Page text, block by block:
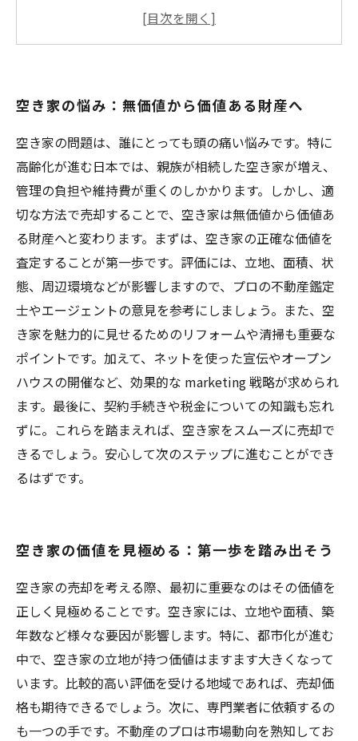
安心して空き家を売却するための最終ガイド
空き家の悩み：無価値から価値ある財産へ
空き家の問題は、誰にとっても頭の痛い悩みです。特に
高齢化が進む日本では、親族が相続した空き家が増え、
管理の負担や維持費が重くのしかかります。しかし、適
切な方法で売却することで、空き家は無価値から価値あ
る財産へと変わります。まずは、空き家の正確な価値を
査定することが第一歩です。評価には、立地、面積、状
態、周辺環境などが影響しますので、プロの不動産鑑定
士やエージェントの意見を参考にしましょう。また、空
き家を魅力的に見せるためのリフォームや清掃も重要な
ポイントです。加えて、ネットを使った宣伝やオープン
ハウスの開催など、効果的な marketing 戦略が求められ
ます。最後に、契約手続きや税金についての知識も忘れ
ずに。これらを踏まえれば、空き家をスムーズに売却で
きるでしょう。安心して次のステップに進むことができ
るはずです。
空き家の価値を見極める：第一歩を踏み出そう
空き家の売却を考える際、最初に重要なのはその価値を
正しく見極めることです。空き家には、立地や面積、築
年数など様々な要因が影響します。特に、都市化が進む
中で、空き家の立地が持つ価値はますます大きくなって
います。比較的高い評価を受ける地域であれば、売却価
格も期待できるでしょう。次に、専門業者に依頼するの
も一つの手です。不動産のプロは市場動向を熟知してお